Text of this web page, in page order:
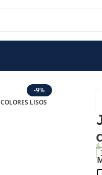
-9%
COLORES LISOS
$